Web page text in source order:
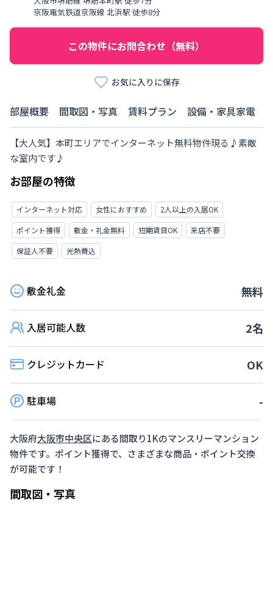
京阪電気鉄道京阪線 北浜駅 徒歩8分
この物件にお問合わせ（無料）
お気に入りに保存
部屋概要 間取図・写真 賃料プラン 設備・家具家電
【大人気】本町エリアでインターネット無料物件現る♪素敵
な室内です♪
お部屋の特徴
インターネット対応 女性におすすめ
2人以上の入居OK
ポイント獲得
敷金・礼金無料 短期賃貸OK
来店不要
保証人不要
光熱費込
敷金礼金 無料
入居可能人数 2名
クレジットカード OK
駐車場 -
大阪府大阪市中央区にある間取り1Kのマンスリーマンション
物件です。ポイント獲得で、さまざまな商品・ポイント交換
が可能です！
間取図・写真